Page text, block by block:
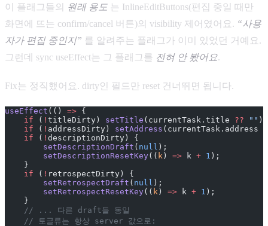
이 플래그들의 원래 용도 는 InlineEditButtons(편집 중일 때만
화면에 뜨는 confirm/cancel 버튼)의 visibility 제어였어요. “사용
자가 편집 중인지” 를 알려주는 플래그가 이미 있었던 거예요.
그런데 sync useEffect는 그 플래그를 전혀 안 봤어요.
Fix는 정직했어요. dirty인 필드만 reset 건너뛰면 됩니다.
useEffect (() => {
    if
( ! titleDirty) setTitle (currentTask.title ?? "" );
    if
( ! addressDirty) setAddress (currentTask.address
    if
( ! descriptionDirty) {
        setDescriptionDraft
( null );
        setDescriptionResetKey
(( k ) => k + 1 );
    }
    if
( ! retrospectDirty) {
        setRetrospectDraft
( null );
        setRetrospectResetKey
(( k ) => k + 1 );
    }
    // ... 다른 draft들 동일
    // 토글류는 항상 server 값으로: